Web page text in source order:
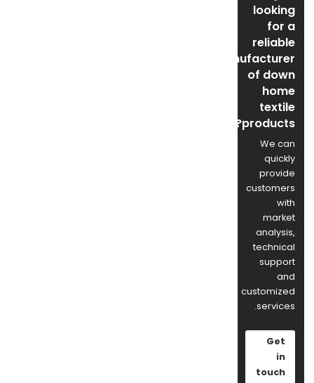
صوت
عمودية
نشطة
للبيع
بالجملة
looking
for a
reliable
manufacturer
of down
home
textile
products?
We can
quickly
provide
customers
with
market
analysis,
technical
support
and
customized
services.
Get
in
touch